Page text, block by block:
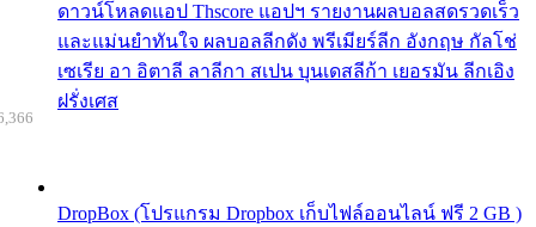
ดาวน์โหลดแอป Thscore แอปฯ รายงานผลบอลสดรวดเร็ว
และแม่นยำทันใจ ผลบอลลีกดัง พรีเมียร์ลีก อังกฤษ กัลโช่
เซเรีย อา อิตาลี ลาลีกา สเปน บุนเดสลีก้า เยอรมัน ลีกเอิง
ฝรั่งเศส
DropBox (โปรแกรม Dropbox เก็บไฟล์ออนไลน์ ฟรี 2 GB )